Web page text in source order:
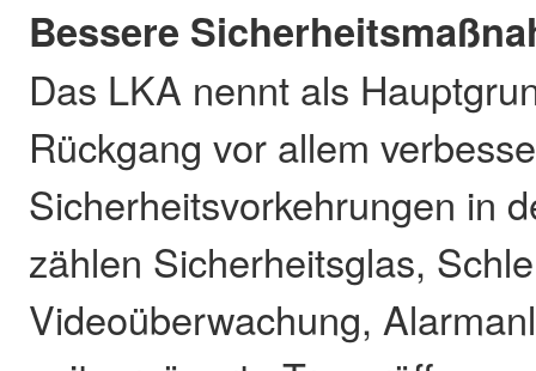
Bessere
Das LKA nennt als
Rückgang vor allem
Sicherheitsvorkehrungen in
zählen Sicherheitsglas,
Videoüberwachung,